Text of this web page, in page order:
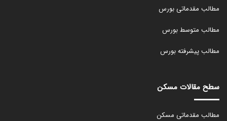
مطالب مقدماتی بورس
مطالب متوسط بورس
مطالب پیشرفته بورس
سطح مقالات مسکن
مطالب مقدماتی مسکن